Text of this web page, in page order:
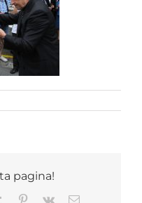
pagina!
Tumblr Pinterest
Vk Email